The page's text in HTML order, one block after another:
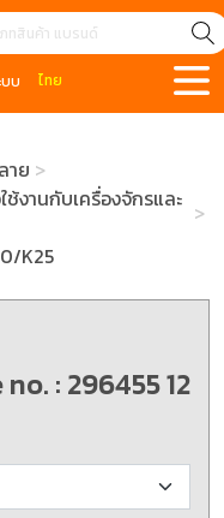
บบ ไทย
าย
งานกับเครื่องจักรและ
K25
: 296455 12